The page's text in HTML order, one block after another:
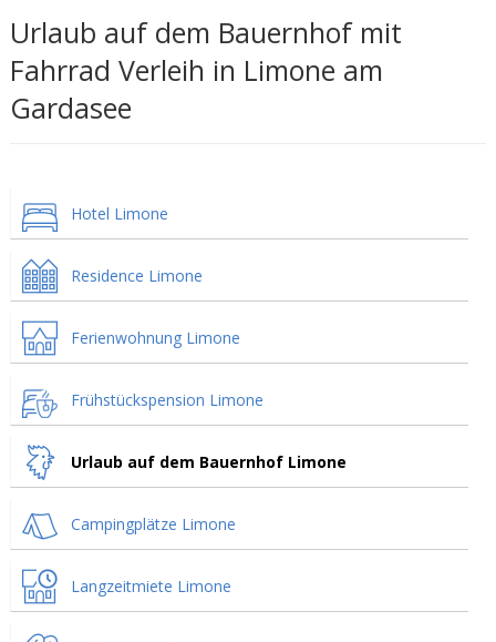
Urlaub auf dem Bauernhof mit
Fahrrad Verleih in Limone am
Gardasee
Hotel Limone
Residence Limone
Ferienwohnung Limone
Frühstückspension Limone
Urlaub auf dem Bauernhof Limone
Campingplätze Limone
Langzeitmiete Limone